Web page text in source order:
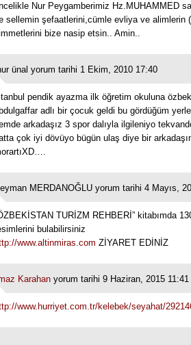
Nur Peygamberimiz Hz.MUHAMMED
sellemin şefaatlerini,cümle evliya ve alimlerin
bize nasip etsin.. Amin..
ünal yorum tarihi 1 Ekim, 2010 17:40
pendik ayazma ilk öğretim okuluna
adlı bir çocuk geldi bu gördüğüm
arkadaşız 3 spor dalıyla ilgileniyo
çok iyi dövüyo bügün ulaş diye bir
MERDANOĞLU yorum tarihi 4 Mayıs,
TURİZM REHBERİ” kitabımda
bulabilirsiniz
www.altinmiras.com ZİYARET EDİNİZ
Karahan yorum tarihi 9 Haziran, 2015 11:41
www.hurriyet.com.tr/kelebek/seyahat/